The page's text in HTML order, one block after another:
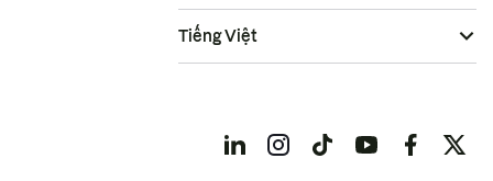
Tiếng Việt